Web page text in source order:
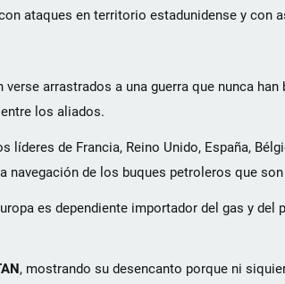
ataques en territorio estadunidense y con
verse arrastrados a una guerra que nunca
los aliados.
líderes de Francia, Reino Unido, España,
navegación de los buques petroleros que
es dependiente importador del gas y
, mostrando su desencanto porque ni